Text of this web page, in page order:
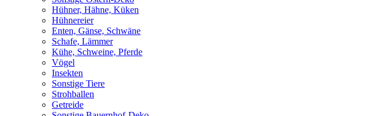
Hühner, Hähne, Küken
Hühnereier
Enten, Gänse, Schwäne
Schafe, Lämmer
Kühe, Schweine, Pferde
Vögel
Insekten
Sonstige Tiere
Strohballen
Getreide